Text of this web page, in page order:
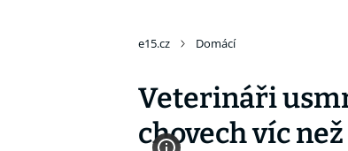
e15.cz Domácí
Veterináři
chovech víc